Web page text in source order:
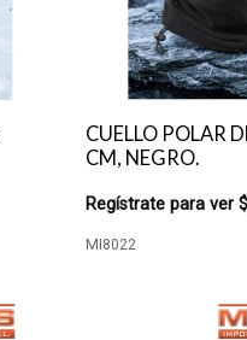
CUELLO POLAR
CM, NEGRO.
Regístrate para ver
MI8022